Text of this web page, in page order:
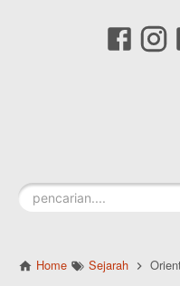
Home Sejarah